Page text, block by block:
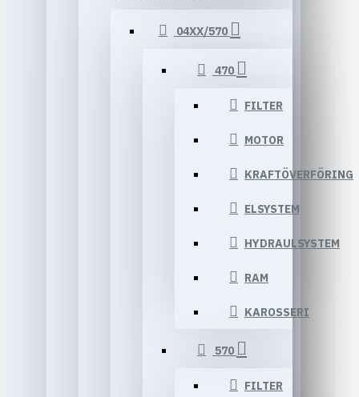
04XX/570
470
FILTER
MOTOR
KRAFTÖVERFÖRING
ELSYSTEM
HYDRAULSYSTEM
RAM
KAROSSERI
570
FILTER